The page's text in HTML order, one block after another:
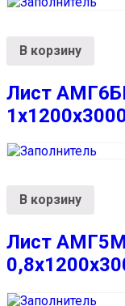
В корзину
Лист
В корзину
Лист